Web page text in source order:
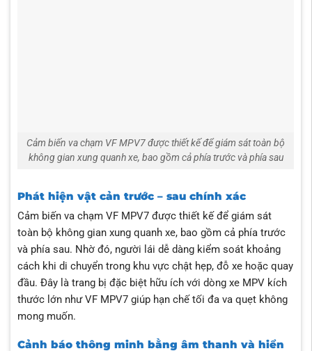
Cảm biến va chạm VF MPV7 được thiết kế để giám sát toàn bộ
không gian xung quanh xe, bao gồm cả phía trước và phía sau
Phát hiện vật cản trước – sau chính xác
Cảm biến va chạm VF MPV7 được thiết kế để giám sát
toàn bộ không gian xung quanh xe, bao gồm cả phía trước
và phía sau. Nhờ đó, người lái dễ dàng kiểm soát khoảng
cách khi di chuyển trong khu vực chật hẹp, đỗ xe hoặc quay
đầu. Đây là trang bị đặc biệt hữu ích với dòng xe MPV kích
thước lớn như VF MPV7 giúp hạn chế tối đa va quẹt không
mong muốn.
Cảnh báo thông minh bằng âm thanh và hiển